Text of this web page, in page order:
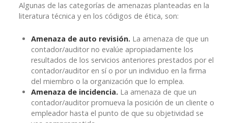
Algunas de las categorías de amenazas planteadas en la
literatura técnica y en los códigos de ética, son:
Amenaza de auto revisión. La amenaza de que un
contador/auditor no evalúe apropiadamente los
resultados de los servicios anteriores prestados por el
contador/auditor en sí o por un individuo en la firma
del miembro o la organización que lo emplea.
Amenaza de incidencia. La amenaza de que un
contador/auditor promueva la posición de un cliente o
empleador hasta el punto de que su objetividad se